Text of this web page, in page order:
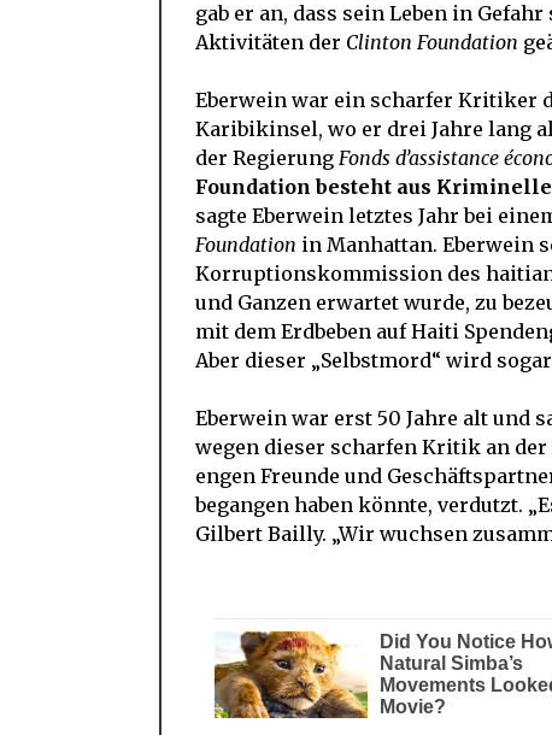
gab er an, dass sein Leben in
Aktivitäten der Clinton Foundation
Eberwein war ein scharfer Kritiker
Karibikinsel, wo er drei Jahre lang
der Regierung Fonds d’assistance
Foundation besteht aus
sagte Eberwein letztes Jahr bei
Foundation in Manhattan. Eberwein
Korruptionskommission des
und Ganzen erwartet wurde, zu
mit dem Erdbeben auf Haiti
Aber dieser „Selbstmord“ wird
Eberwein war erst 50 Jahre alt und
wegen dieser scharfen Kritik an der
engen Freunde und
begangen haben könnte, verdutzt.
Gilbert Bailly. „Wir wuchsen